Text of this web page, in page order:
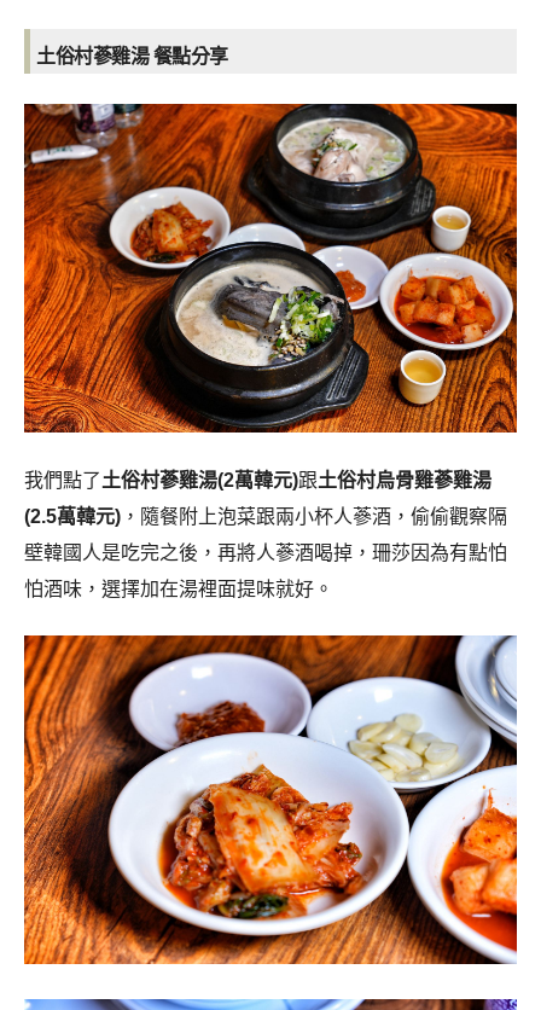
土俗村蔘雞湯 餐點分享
我們點了土俗村蔘雞湯(2萬韓元)跟土俗村烏骨雞蔘雞湯
(2.5萬韓元) ，隨餐附上泡菜跟兩小杯人蔘酒，偷偷觀察隔
壁韓國人是吃完之後，再將人蔘酒喝掉，珊莎因為有點怕
怕酒味，選擇加在湯裡面提味就好。